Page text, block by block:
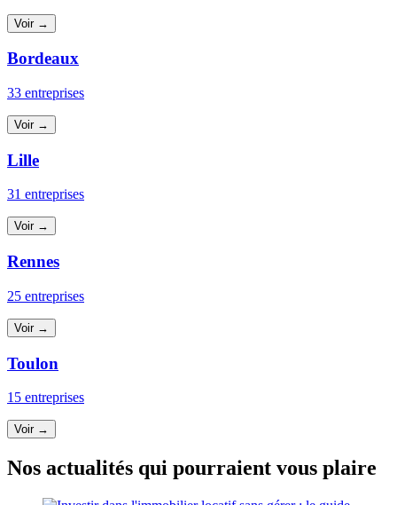
Voir →
Bordeaux
33 entreprises
Voir →
Lille
31 entreprises
Voir →
Rennes
25 entreprises
Voir →
Toulon
15 entreprises
Voir →
Nos actualités qui pourraient vous plaire